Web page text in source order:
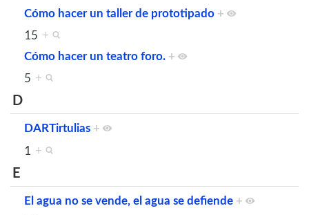
Cómo hacer un taller de prototipado +
15 +
Cómo hacer un teatro foro. +
5 +
D
DARTirtulias +
1 +
E
El agua no se vende, el agua se defiende +